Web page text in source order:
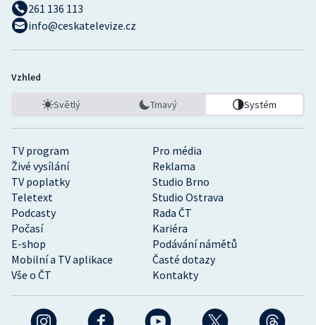
TV program
Pro média
Živé vysílání
Reklama
TV poplatky
Studio Brno
Teletext
Studio Ostrava
Podcasty
Rada ČT
Počasí
Kariéra
E-shop
Podávání námětů
Mobilní a TV aplikace
Časté dotazy
Vše o ČT
Kontakty
261 136 113
info@ceskatelevize.cz
Vzhled
Světlý Tmavý Systém